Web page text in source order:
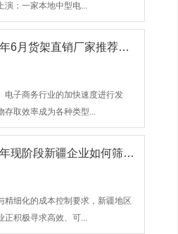
演：一家本地中型电...
星空体育入口:2026年6月货架直销厂家推荐指南：多层货架木板工厂仓库轻型工厂公司优选！
电子商务行业的加快速度进行发
存取效率成为各种类型...
星空体育入口:2026年现阶段新疆企业如何筛选靠谱的厂家直销仓储货架供应商？
精细化的成本控制要求，新疆地区
正积极寻求高效、可...